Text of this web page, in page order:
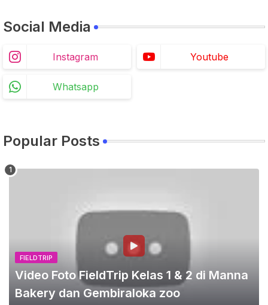
Social Media
Instagram Youtube
Whatsapp
Popular Posts
FIELDTRIP
Video Foto FieldTrip Kelas 1 & 2 di Manna
Bakery dan Gembiraloka zoo